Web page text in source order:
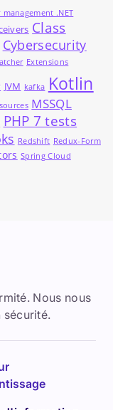
.NET
Class
Cybersecurity
Extensions
JVM kafka Kotlin
MSSQL
PHP 7 tests
Redshift Redux-Form
Spring Cloud
Nous nous
sécurité.